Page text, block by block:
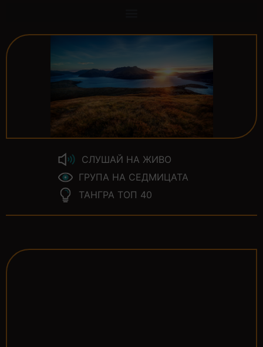
СЛУШАЙ НА ЖИВО
ГРУПА НА СЕДМИЦАТА
ТАНГРА ТОП 40